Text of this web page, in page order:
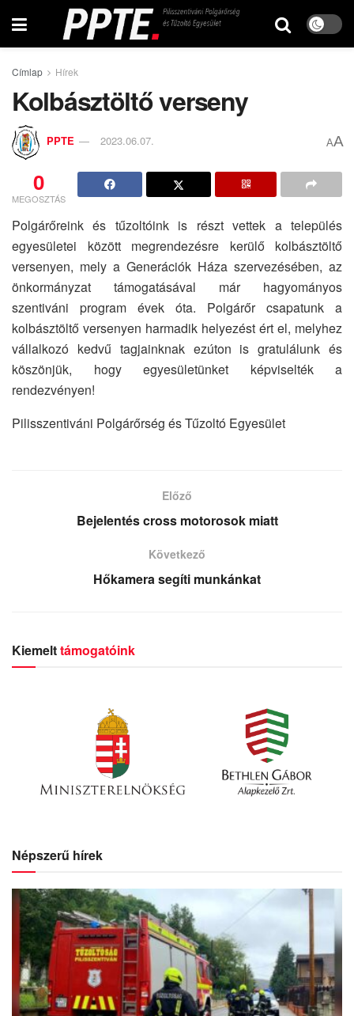
Címlap Hírek
Kolbásztöltő verseny
PPTE 2023.06.07. AA
0
MEGOSZTÁS
Polgárőreink és tűzoltóink is részt vettek a település
egyesületei között megrendezésre kerülő kolbásztöltő
versenyen, mely a Generációk Háza szervezésében, az
önkormányzat támogatásával már hagyományos
szentiváni program évek óta. Polgárőr csapatunk a
kolbásztöltő versenyen harmadik helyezést ért el, melyhez
vállalkozó kedvű tagjainknak ezúton is gratulálunk és
köszönjük, hogy egyesületünket képviselték a
rendezvényen!
Pilisszentiváni Polgárőrség és Tűzoltó Egyesület
Előző
Bejelentés cross motorosok miatt
Következő
Hőkamera segíti munkánkat
Kiemelttámogatóink
Népszerű hírek